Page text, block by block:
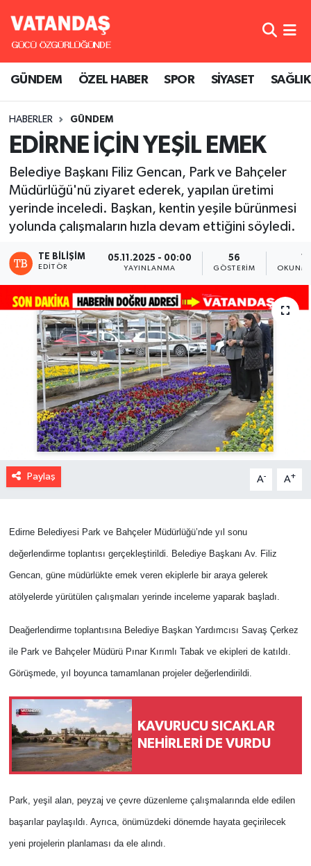
GÜNDEM ÖZEL HABER SPOR SİYASET SAĞLIK
HABERLER GÜNDEM
EDİRNE İÇİN YEŞİL EMEK
Belediye Başkanı Filiz Gencan, Park ve Bahçeler
Müdürlüğü'nü ziyaret ederek, yapılan üretimi
yerinde inceledi. Başkan, kentin yeşile bürünmesi
yolunda çalışmaların hızla devam ettiğini söyledi.
TE BILIŞIM
EDITÖR
05.11.2025 - 00:00
YAYINLANMA
56
GÖSTERIM
Paylaş A- A+
Edirne Belediyesi Park ve Bahçeler Müdürlüğü’nde yıl sonu
değerlendirme toplantısı gerçekleştirildi. Belediye Başkanı Av. Filiz
Gencan, güne müdürlükte emek veren ekiplerle bir araya gelerek
atölyelerde yürütülen çalışmaları yerinde inceleme yaparak başladı.
Deağerlendirme toplantısına Belediye Başkan Yardımcısı Savaş Çerkez
ile Park ve Bahçeler Müdürü Pınar Kırımlı Tabak ve ekipleri de katıldı.
Görüşmede, yıl boyunca tamamlanan projeler değerlendirildi.
KAVURUCU SICAKLAR
NEHİRLERİ DE VURDU
Park, yeşil alan, peyzaj ve çevre düzenleme çalışmalarında elde edilen
başarılar paylaşıldı. Ayrıca, önümüzdeki dönemde hayata geçirilecek
yeni projelerin planlaması da ele alındı.
GÜNDEM
SPOR
SAĞLIK
Hava Durumu
Süper Lig Puan Durumu ve Fikstür
Tüm Manşetler
Son Dakika Haberleri
Haber Arşivi